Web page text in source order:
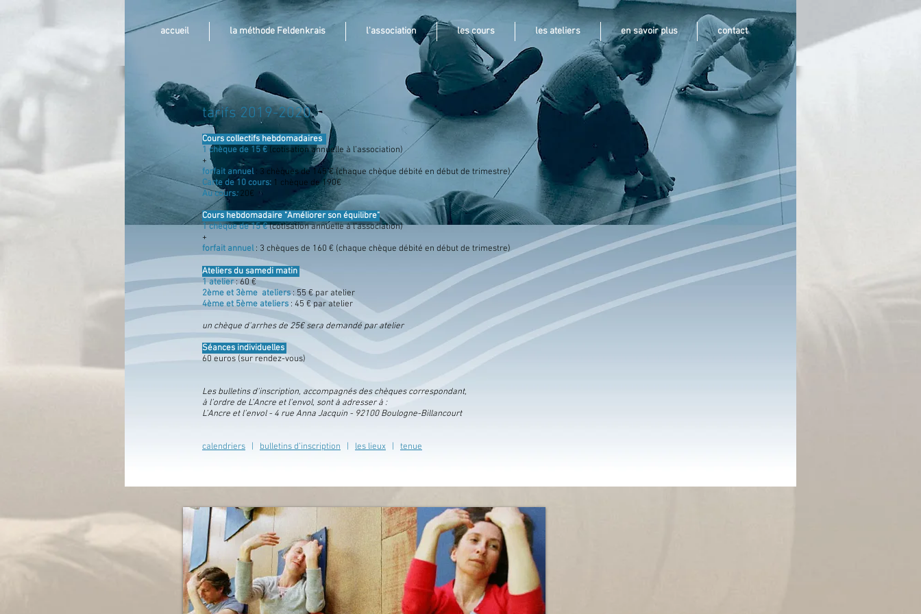
accueil la méthode Feldenkrais l'association les cours les ateliers en savoir plus contact
tarifs 2019-2020
Cours collectifs hebdomadaires
1 chèque de 15 € (cotisation annuelle à l’association)
+
forfait annuel: 3 chèques de 145 € (chaque chèque débité en début de trimestre)
Carte de 10 cours: 1 chèque de 190€
Au cours: 20€
Cours hebdomadaire "Améliorer son équilibre"
1 chèque de 15 €(cotisation annuelle à l’association)
+
forfait annuel: 3 chèques de 160 € (chaque chèque débité en début de trimestre)
Ateliers du samedi matin
1 atelier: 60 €
2ème et 3ème ateliers: 55 € par atelier
4ème et 5ème ateliers : 45 € par atelier
un chèque d'arrhes de 25€ sera demandé par atelier
Séances individuelles
60 euros (sur rendez-vous)
Les bulletins d'inscription, accompagnés des chèques correspondant,
à l’ordre de L’Ancre et l’envol, sont à adresser à :
L’Ancre et l’envol - 4 rue Anna Jacquin - 92100 Boulogne-Billancourt
calendriers bulletins d’inscription les lieux tenue